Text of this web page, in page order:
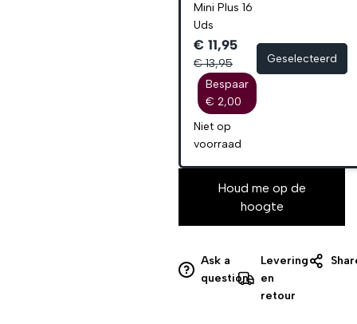
Mini Plus 16
Uds
€ 11,95
€ 13,95
Bespaar
€ 2,00
Niet op
voorraad
Geselecteerd
Houd me op de
hoogte
Ask a
question
Levering
en
retour